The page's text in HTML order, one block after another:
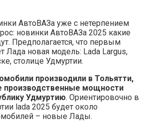
АвтоВАЗа уже с нетерпением
новинки АвтоВАЗа 2025 какие
Предполагается, что первым
Лада новая модель: Lada Largus,
столице Удмуртии.
производили в Тольятти,
производственные мощности
Удмуртию. Ориентировочно в
lada 2025 будет около
– новые Лады.